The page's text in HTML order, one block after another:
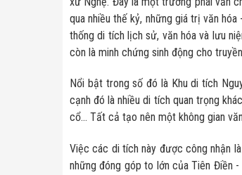
qua nhiều thế kỷ, những giá trị văn
thống di tích lịch sử, văn hóa và lưu
còn là minh chứng sinh động cho
Nổi bật trong số đó là Khu di tích
cạnh đó là nhiều di tích quan trọng
cổ… Tất cả tạo nên một không gian
Việc các di tích này được công nhận
những đóng góp to lớn của Tiên Điền